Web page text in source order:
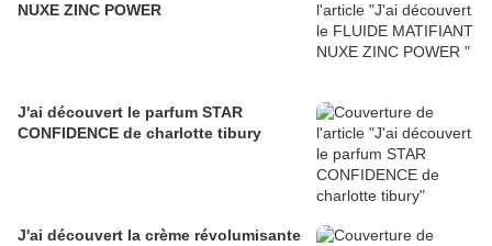
NUXE ZINC POWER
J'ai découvert le parfum STAR
CONFIDENCE de charlotte tibury
J'ai découvert la crème révolumisante